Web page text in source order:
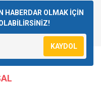
HABERDAR OLMAK İÇİN
KAYDOL